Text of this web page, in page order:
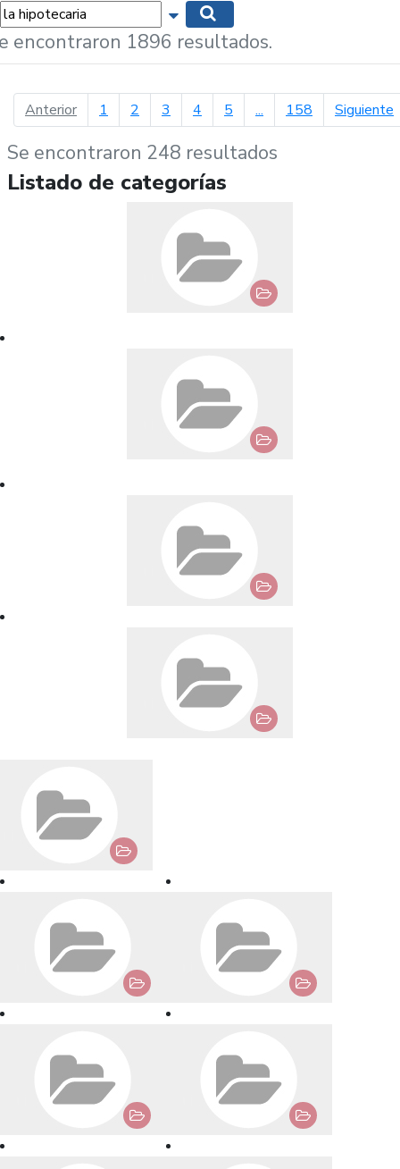
Mostrar opciones de búsqueda
encontraron 1896 resultados.
Anteriorpágina anterior
1 2 3 4 5 ... 158 Siguiente
Se encontraron 248 resultados
Listado de categorías